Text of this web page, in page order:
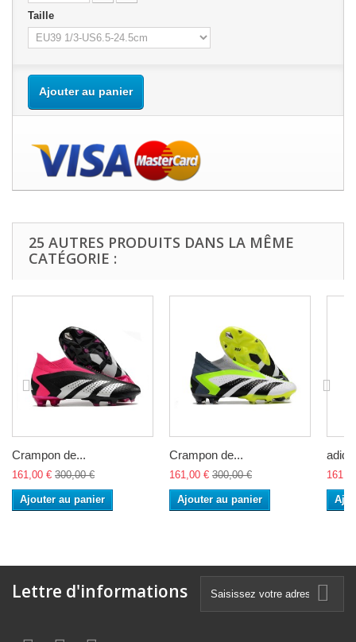
Taille
Ajouter au panier
25 AUTRES PRODUITS DANS LA MÊME
CATÉGORIE :
Crampon de...
161,00 € 300,00 €
Ajouter au panier
Crampon de...
161,00 € 300,00 €
Ajouter au panier
Lettre d'informations